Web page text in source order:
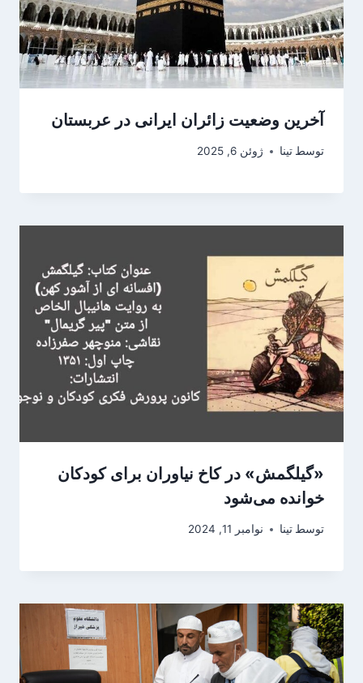
آخرین وضعیت زائران ایرانی در عربستان
توسط تینا ژوئن 6, 2025
«گیلگمش» در کاخ نیاوران برای کودکان
خوانده می‌شود
توسط تینا نوامبر 11, 2024